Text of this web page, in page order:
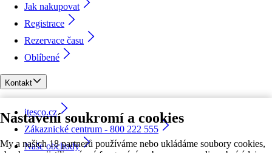
Nastavení soukromí a cookies
My a našich 18 partnerů používáme nebo ukládáme soubory cookies,
Jak nakupovat
Registrace
Rezervace času
Oblíbené
Kontakt
itesco.cz
Zákaznické centrum - 800 222 555
Naše obchody